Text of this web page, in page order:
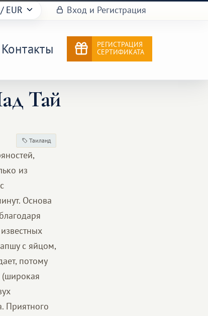
/ EUR Вход и Регистрация
Контакты
РЕГИСТРАЦИЯ
СЕРТИФИКАТА
Тай
Таиланд
из
Основа
с яйцом,
потому
Приятного